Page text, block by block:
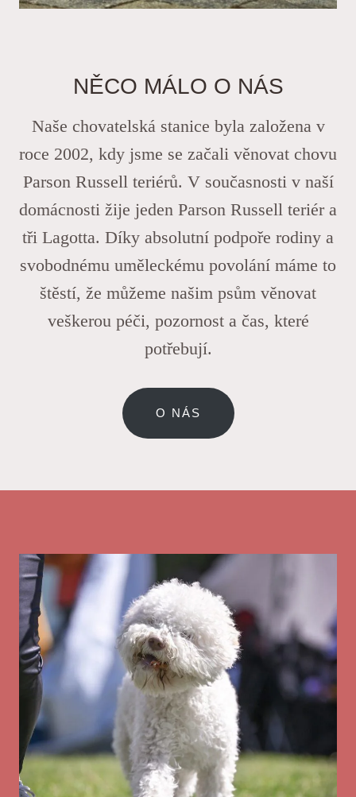
NĚCO MÁLO O NÁS
Naše chovatelská stanice byla založena v
roce 2002, kdy jsme se začali věnovat chovu
Parson Russell teriérů. V současnosti v naší
domácnosti žije jeden Parson Russell teriér a
tři Lagotta. Díky absolutní podpoře rodiny a
svobodnému uměleckému povolání máme to
štěstí, že můžeme našim psům věnovat
veškerou péči, pozornost a čas, které
potřebují.
O NÁS